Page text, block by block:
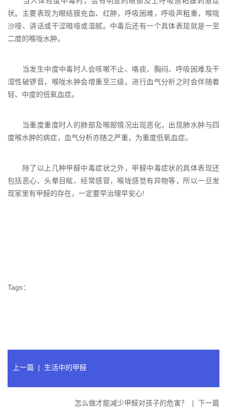
状。主要表现为眼结膜充血、红肿，呼吸困难，呼吸声粗重，喉咙
沙哑、讲话或干涩暗哑或湿腻。中毒后还有一个具体表现就是一至
二度的喉咙水肿。
当发生中度中毒时人会咳嗽不止、咯痰、胸闷、呼吸困难及干
湿性破锣音，喉咙水肿会增重至三级。进行血气分析之时会伴随着
轻、中度的低氧血症。
当重度重度时人的肺部及喉部情况出现恶化，出现肺水肿与四
度喉水肿的病症，血气分析亦随之严重，为重度低氧血症。
除了以上几种甲醛中毒症状之外，甲醛中毒症状的具体表现还
包括恶心、头晕目眩、经常感冒，喉咙感觉有异物等，所以一旦发
现家里有甲醛的存在，一定要早治理早安心!
Tags：
上一篇 | 生活中的甲醛
怎么做才能减少甲醛对孩子的危害？ | 下一篇